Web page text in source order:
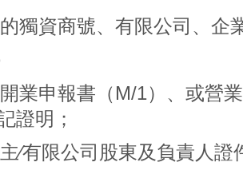
獨資商號、有限公司、企
業申報書（M/1）、或營
證明；
∕有限公司股東及負責人證